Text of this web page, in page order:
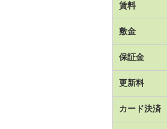
賃料
敷金
保証金
更新料
カード決済